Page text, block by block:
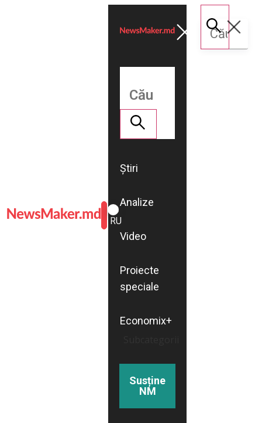
ROMÂNĂ
RU
Știri
Analize
Video
Proiecte
speciale
Economix+
Susține
NM